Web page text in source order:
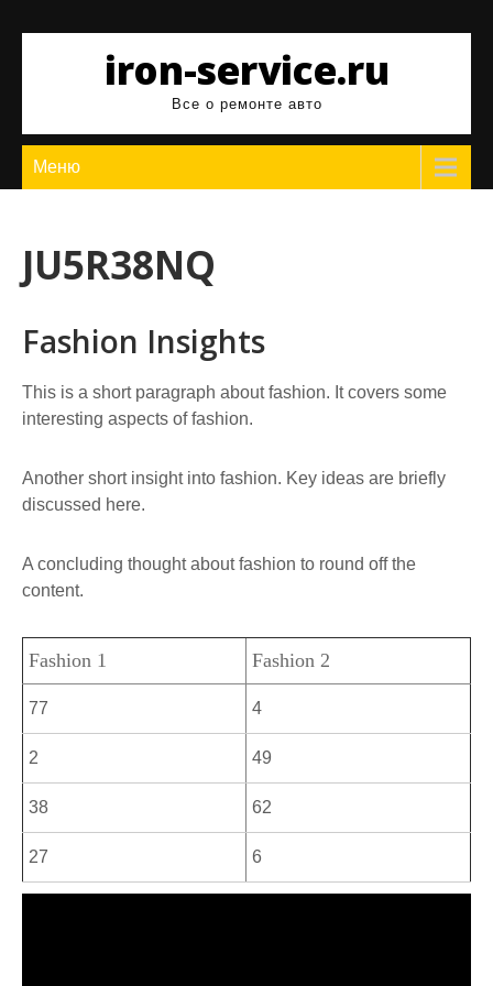
содержимомуiron-service.ru
Все о ремонте авто
Меню
JU5R38NQ
Fashion Insights
This is a short paragraph about fashion. It covers some
interesting aspects of fashion.
Another short insight into fashion. Key ideas are briefly
discussed here.
A concluding thought about fashion to round off the
content.
Fashion 1 Fashion 2
77 4
2 49
38 62
27 6